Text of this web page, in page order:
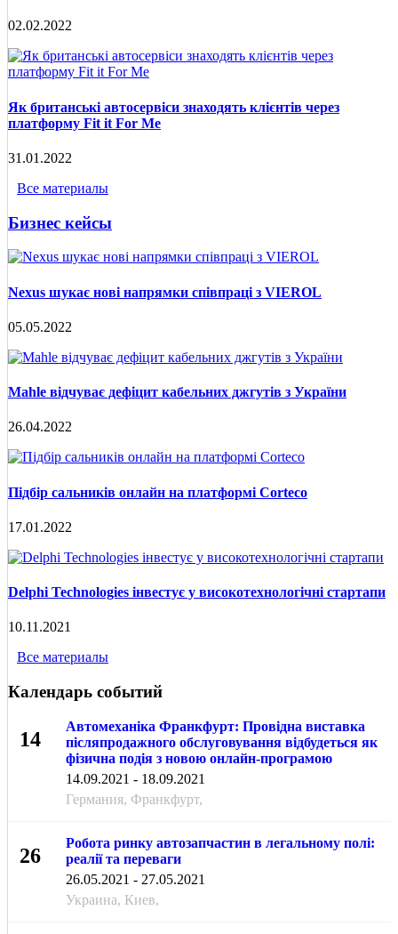
02.02.2022
Як британські автосервіси знаходять клієнтів через
платформу Fit it For Me
31.01.2022
Все материалы
Бизнес кейсы
Nexus шукає нові напрямки співпраці з VIEROL
05.05.2022
Mahle відчуває дефіцит кабельних джгутів з України
26.04.2022
Підбір сальників онлайн на платформі Corteco
17.01.2022
Delphi Technologies інвестує у високотехнологічні стартапи
10.11.2021
Все материалы
Календарь событий
14
Автомеханіка Франкфурт: Провідна виставка
післяпродажного обслуговування відбудеться як
фізична подія з новою онлайн-програмою
14.09.2021 - 18.09.2021
Германия, Франкфурт,
26
Робота ринку автозапчастин в легальному полі:
реалії та переваги
26.05.2021 - 27.05.2021
Украина, Киев,